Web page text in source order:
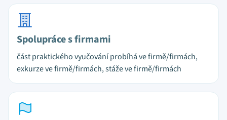
Spolupráce s firmami
část praktického vyučování probíhá ve firmě/firmách,
exkurze ve firmě/firmách, stáže ve firmě/firmách